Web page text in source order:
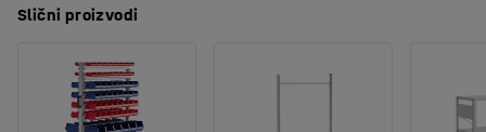
Slični proizvodi